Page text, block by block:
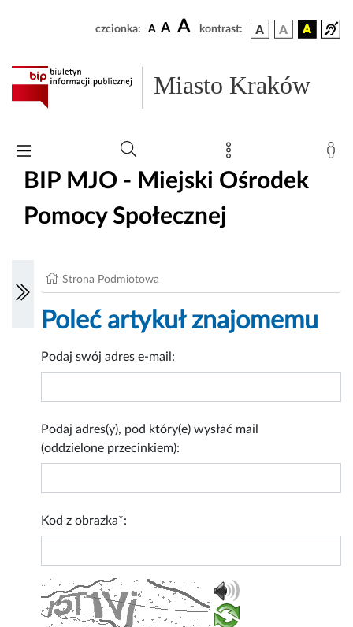
czcionka: A A A kontrast:
Miasto Kraków
BIP MJO - Miejski Ośrodek
Pomocy Społecznej
Strona Podmiotowa
Poleć artykuł znajomemu
Podaj swój adres e-mail:
Podaj adres(y), pod który(e) wysłać mail
(oddzielone przecinkiem):
Kod z obrazka*: